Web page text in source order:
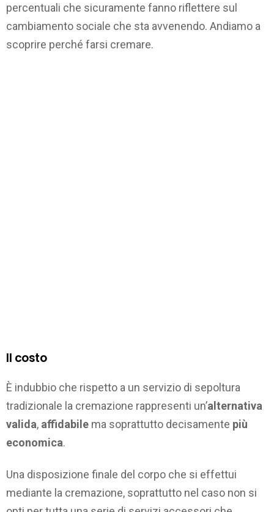
percentuali che sicuramente fanno riflettere sul
cambiamento sociale che sta avvenendo. Andiamo a
scoprire perché farsi cremare.
Il costo
È indubbio che rispetto a un servizio di sepoltura
tradizionale la cremazione rappresenti un’alternativa
valida, affidabile ma soprattutto decisamente più
economica.
Una disposizione finale del corpo che si effettui
mediante la cremazione, soprattutto nel caso non si